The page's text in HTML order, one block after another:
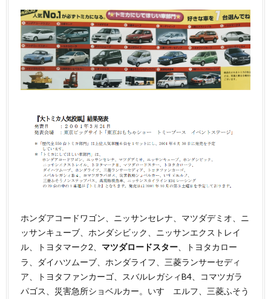
ホンダアコードワゴン、ニッサンセレナ、マツダデミオ、ニ
ッサンキューブ、ホンダシビック、ニッサンエクストレイ
ル、トヨタマーク2、
マツダロードスター 、トヨタカロー
ラ、ダイハツムーブ、ホンダライフ、三菱ランサーセディ
ア、トヨタファンカーゴ、スバルレガシィB4、コマツガラ
パゴス、災害急所ショベルカー。いすゞエルフ、三菱ふそう